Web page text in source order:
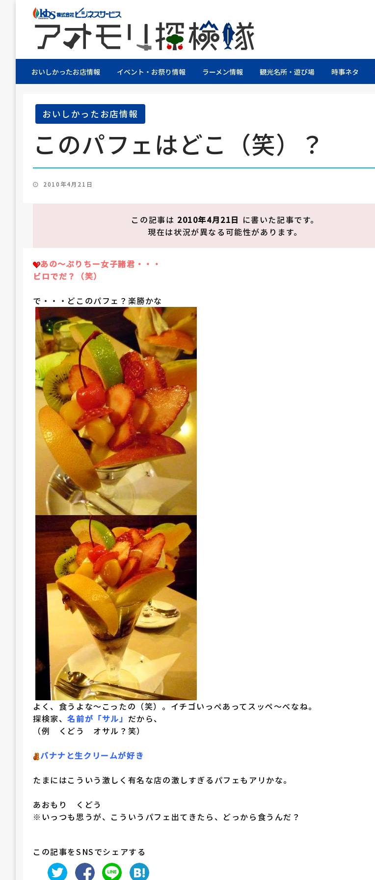
アオモリ探検隊
株式会社ビジネスサービス社員が青森県を探検するブログ
おいしかったお店情報 イベント・お祭り情報 ラーメン情報 観光名所・遊び場 時事ネタ
おいしかったお店情報
このパフェはどこ（笑）？
投
2010年4月21日
この記事は 2010年4月21日 に書いた記事です。
現在は状況が異なる可能性があります。
あの～ぷりちー女子諸君・・・
ビロでだ？（笑）
で・・・どこのパフェ？楽勝かな
よく、食うよな～こったの（笑）。イチゴいっぺあってスッペ～べなね。
探検家、名前が「サル」 だから、
（例 くどう オサル？笑）
バナナと生クリームが好き
たまにはこういう激しく有名な店の激しすぎるパフェもアリかな。
あおもり くどう
※いっつも思うが、こういうパフェ出てきたら、どっから食うんだ？
この記事をSNSでシェアする